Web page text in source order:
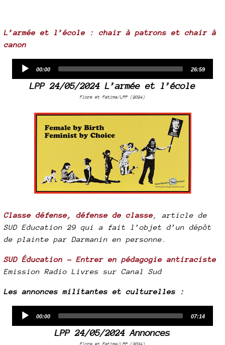
L’armée et l’école : chair à patrons et chair à
canon
Current
00:00
Total
26:59
LPP 24/05/2024 L’armée et l’école
Flore et Fatima/LPP (2024)
Classe défense, défense de classe , article de
SUD Education 29 qui a fait l’objet d’un dépôt
de plainte par Darmanin en personne.
SUD Éducation - Entrer en pédagogie antiraciste
Emission Radio Livres sur Canal Sud
Les annonces militantes et culturelles :
Current
00:00
Total
07:14
LPP 24/05/2024 Annonces
Flore et Fatima/LPP (2024)